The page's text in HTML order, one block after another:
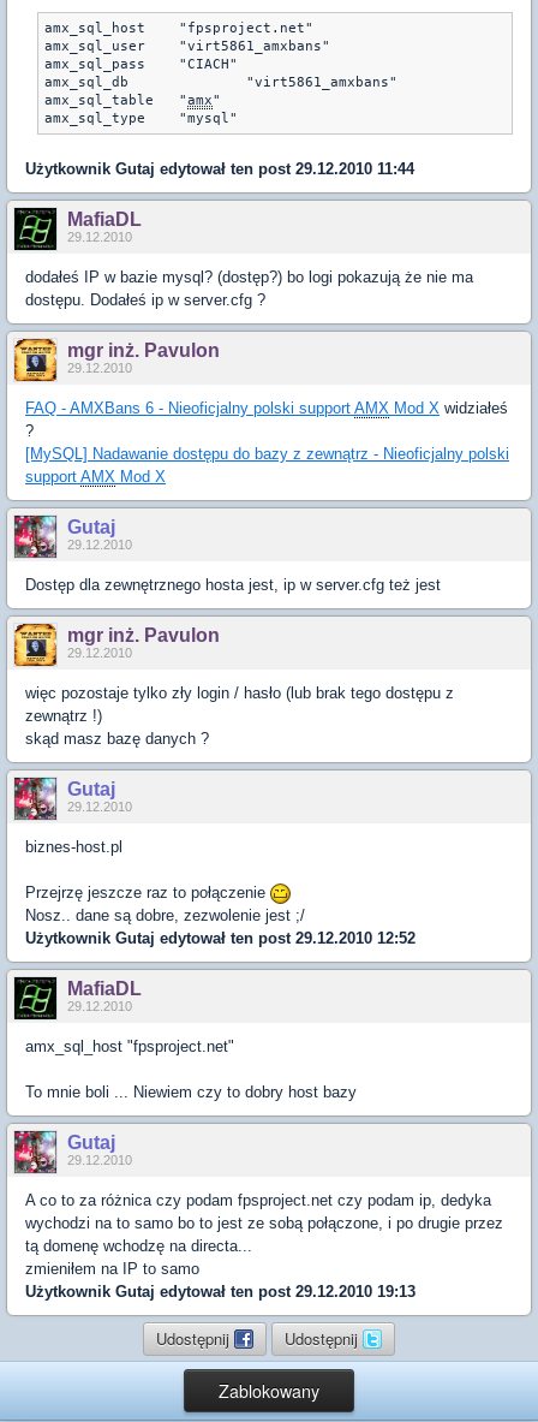
amx_sql_host	"fpsproject.net"
amx_sql_user	"virt5861_amxbans"
amx_sql_pass	"CIACH"
amx_sql_db		"virt5861_amxbans"
amx_sql_table	"amx"
amx_sql_type	"mysql"
Użytkownik Gutaj edytował ten post 29.12.2010 11:44
MafiaDL
29.12.2010
dodałeś IP w bazie mysql? (dostęp?) bo logi pokazują że nie ma
dostępu. Dodałeś ip w server.cfg ?
mgr inż. Pavulon
29.12.2010
FAQ - AMXBans 6 - Nieoficjalny polski support AMX Mod X widziałeś
?
[MySQL] Nadawanie dostępu do bazy z zewnątrz - Nieoficjalny polski
support AMX Mod X
Gutaj
29.12.2010
Dostęp dla zewnętrznego hosta jest, ip w server.cfg też jest
mgr inż. Pavulon
29.12.2010
więc pozostaje tylko zły login / hasło (lub brak tego dostępu z
zewnątrz !)
skąd masz bazę danych ?
Gutaj
29.12.2010
biznes-host.pl
Przejrzę jeszcze raz to połączenie
Nosz.. dane są dobre, zezwolenie jest ;/
Użytkownik Gutaj edytował ten post 29.12.2010 12:52
MafiaDL
29.12.2010
amx_sql_host "fpsproject.net"
To mnie boli ... Niewiem czy to dobry host bazy
Gutaj
29.12.2010
A co to za różnica czy podam fpsproject.net czy podam ip, dedyka
wychodzi na to samo bo to jest ze sobą połączone, i po drugie przez
tą domenę wchodzę na directa...
zmieniłem na IP to samo
Użytkownik Gutaj edytował ten post 29.12.2010 19:13
Udostępnij Udostępnij
Zablokowany